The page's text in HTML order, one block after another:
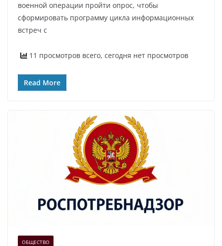
военной операции пройти опрос, чтобы
сформировать программу цикла информационных
встреч с
11 просмотров всего, сегодня нет просмотров
Read More
ОБЩЕСТВО